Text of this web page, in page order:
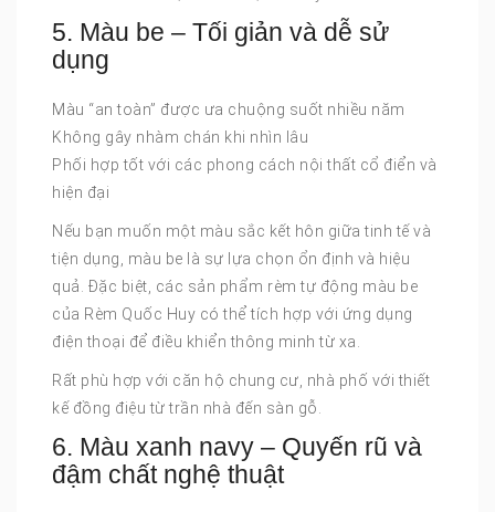
5. Màu be – Tối giản và dễ sử
dụng
Màu “an toàn” được ưa chuộng suốt nhiều năm
Không gây nhàm chán khi nhìn lâu
Phối hợp tốt với các phong cách nội thất cổ điển và
hiện đại
Nếu bạn muốn một màu sắc kết hôn giữa tinh tế và
tiện dụng, màu be là sự lựa chọn ổn định và hiệu
quả. Đặc biệt, các sản phẩm rèm tự động màu be
của Rèm Quốc Huy có thể tích hợp với ứng dụng
điện thoại để điều khiển thông minh từ xa.
Rất phù hợp với căn hộ chung cư, nhà phố với thiết
kế đồng điệu từ trần nhà đến sàn gỗ.
6. Màu xanh navy – Quyến rũ và
đậm chất nghệ thuật